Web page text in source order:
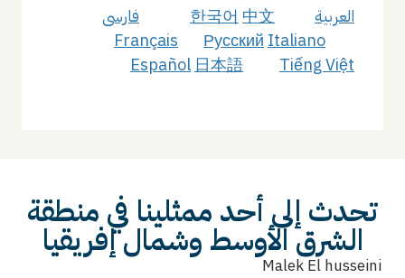
العربية
한국어 中文
فارسی
Français
Русский Italiano
Español 日本語 Tiếng Việt
تحدث إلى أحد ممثلينا في منطقة
الشرق الأوسط وشمال إفريقيا
Malek El husseini